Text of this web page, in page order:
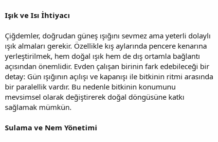
Işık ve Isı İhtiyacı
Çiğdemler, doğrudan güneş ışığını sevmez ama yeterli dolaylı
ışık almaları gerekir. Özellikle kış aylarında pencere kenarına
yerleştirilmek, hem doğal ışık hem de dış ortamla bağlantı
açısından önemlidir. Evden çalışan birinin fark edebileceği bir
detay: Gün ışığının açılışı ve kapanışı ile bitkinin ritmi arasında
bir paralellik vardır. Bu nedenle bitkinin konumunu
mevsimsel olarak değiştirerek doğal döngüsüne katkı
sağlamak mümkün.
Sulama ve Nem Yönetimi